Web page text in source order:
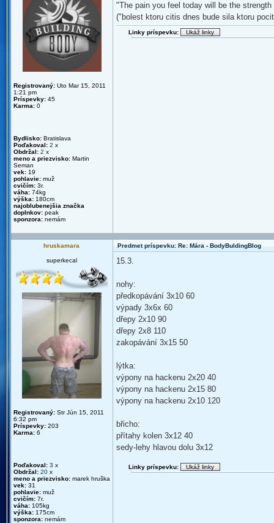
Registrovaný: Uto Mar 15, 2011
1:21 pm
Príspevky: 45
Karma: 0
Bydlisko: Bratislava
Poďakoval: 2 x
Obdržal: 2 x
meno a priezvisko: Martin
Seman
vek: 19
pohlavie: muž
cvičím: 3r.
váha: 74kg
výška: 180cm
najoblubenejšia značka
doplnkov: peak
sponzora: nemám
"The pain you feel today will be the
("bolest ktoru citis dnes bude sila ktoru
Linky príspevku:
hruskamara Predmet príspevku: Re: Mára - BodyBuldingBlog
superkecal
Registrovaný: Str Jún 15, 2011
6:32 pm
Príspevky: 203
Karma: 6
Poďakoval: 3 x
Obdržal: 20 x
meno a priezvisko: marek hruška
vek: 31
pohlavie: muž
cvičím: 7r.
váha: 105kg
výška: 175cm
sponzora: nemám
15.3.
nohy:
předkopávání 3x10 60
výpady 3x6x 60
dřepy 2x10 90
dřepy 2x8 110
zakopávání 3x15 50
lýtka:
výpony na hackenu 2x20 40
výpony na hackenu 2x15 80
výpony na hackenu 2x10 120
břicho:
přítahy kolen 3x12 40
sedy-lehy hlavou dolu 3x12
Linky príspevku: